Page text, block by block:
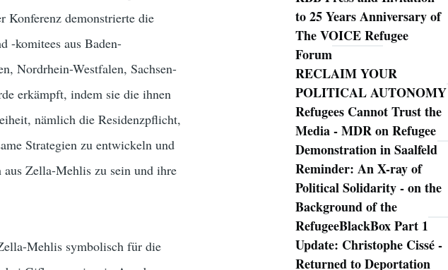
Konferenz demonstrierte die
-komitees aus Baden-
Nordrhein-Westfalen, Sachsen-
erkämpft, indem sie die ihnen
nämlich die Residenzpflicht,
Strategien zu entwickeln und
Zella-Mehlis zu sein und ihre
Mehlis symbolisch für die
to 25 Years Anniversary of
The VOICE Refugee
Forum
RECLAIM YOUR
POLITICAL AUTONOMY
Refugees Cannot Trust the
Media - MDR on Refugee
Demonstration in Saalfeld
Reminder: An X-ray of
Political Solidarity - on the
Background of the
RefugeeBlackBox Part 1
Update: Christophe Cissé -
Returned to Deportation